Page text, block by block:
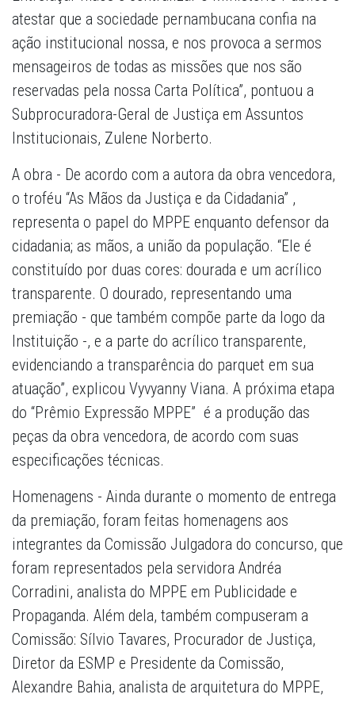
atestar que a sociedade pernambucana confia na
ação institucional nossa, e nos provoca a sermos
mensageiros de todas as missões que nos são
reservadas pela nossa Carta Política”, pontuou a
Subprocuradora-Geral de Justiça em Assuntos
Institucionais, Zulene Norberto.
A obra - De acordo com a autora da obra vencedora,
o troféu “As Mãos da Justiça e da Cidadania” ,
representa o papel do MPPE enquanto defensor da
cidadania; as mãos, a união da população. “Ele é
constituído por duas cores: dourada e um acrílico
transparente. O dourado, representando uma
premiação - que também compõe parte da logo da
Instituição -, e a parte do acrílico transparente,
evidenciando a transparência do parquet em sua
atuação”, explicou Vyvyanny Viana. A próxima etapa
do “Prêmio Expressão MPPE” é a produção das
peças da obra vencedora, de acordo com suas
especificações técnicas.
Homenagens - Ainda durante o momento de entrega
da premiação, foram feitas homenagens aos
integrantes da Comissão Julgadora do concurso, que
foram representados pela servidora Andréa
Corradini, analista do MPPE em Publicidade e
Propaganda. Além dela, também compuseram a
Comissão: Sílvio Tavares, Procurador de Justiça,
Diretor da ESMP e Presidente da Comissão,
Alexandre Bahia, analista de arquitetura do MPPE,